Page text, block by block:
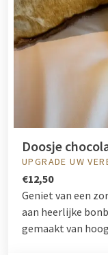
Doosje
UPGRADE UW
€12,50
Geniet van een
aan heerlijke
gemaakt van